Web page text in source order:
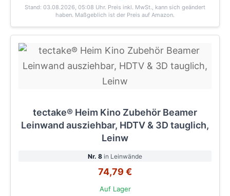
Stand: 03.08.2026, 05:08 Uhr. Preis inkl. MwSt., kann sich geändert
haben. Maßgeblich ist der Preis auf Amazon.
tectake® Heim Kino Zubehör Beamer
Leinwand ausziehbar, HDTV & 3D tauglich,
Leinw
Nr. 8 in Leinwände
74,79 €
Auf Lager